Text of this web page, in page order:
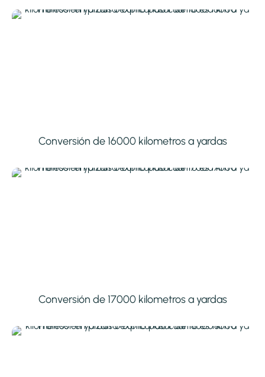
Conversión de 16000 kilometros a yardas
Conversión de 17000 kilometros a yardas